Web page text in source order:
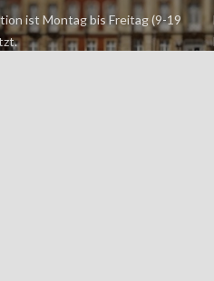
ist Montag bis Freitag (9-19